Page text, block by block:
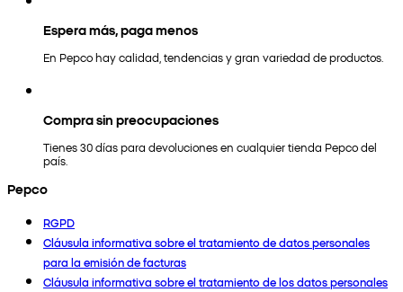
Espera más, paga menos
En Pepco hay calidad, tendencias y gran variedad de productos.
Compra sin preocupaciones
Tienes 30 días para devoluciones en cualquier tienda Pepco del
país.
Pepco
RGPD
Cláusula informativa sobre el tratamiento de datos personales
para la emisión de facturas
Cláusula informativa sobre el tratamiento de los datos personales